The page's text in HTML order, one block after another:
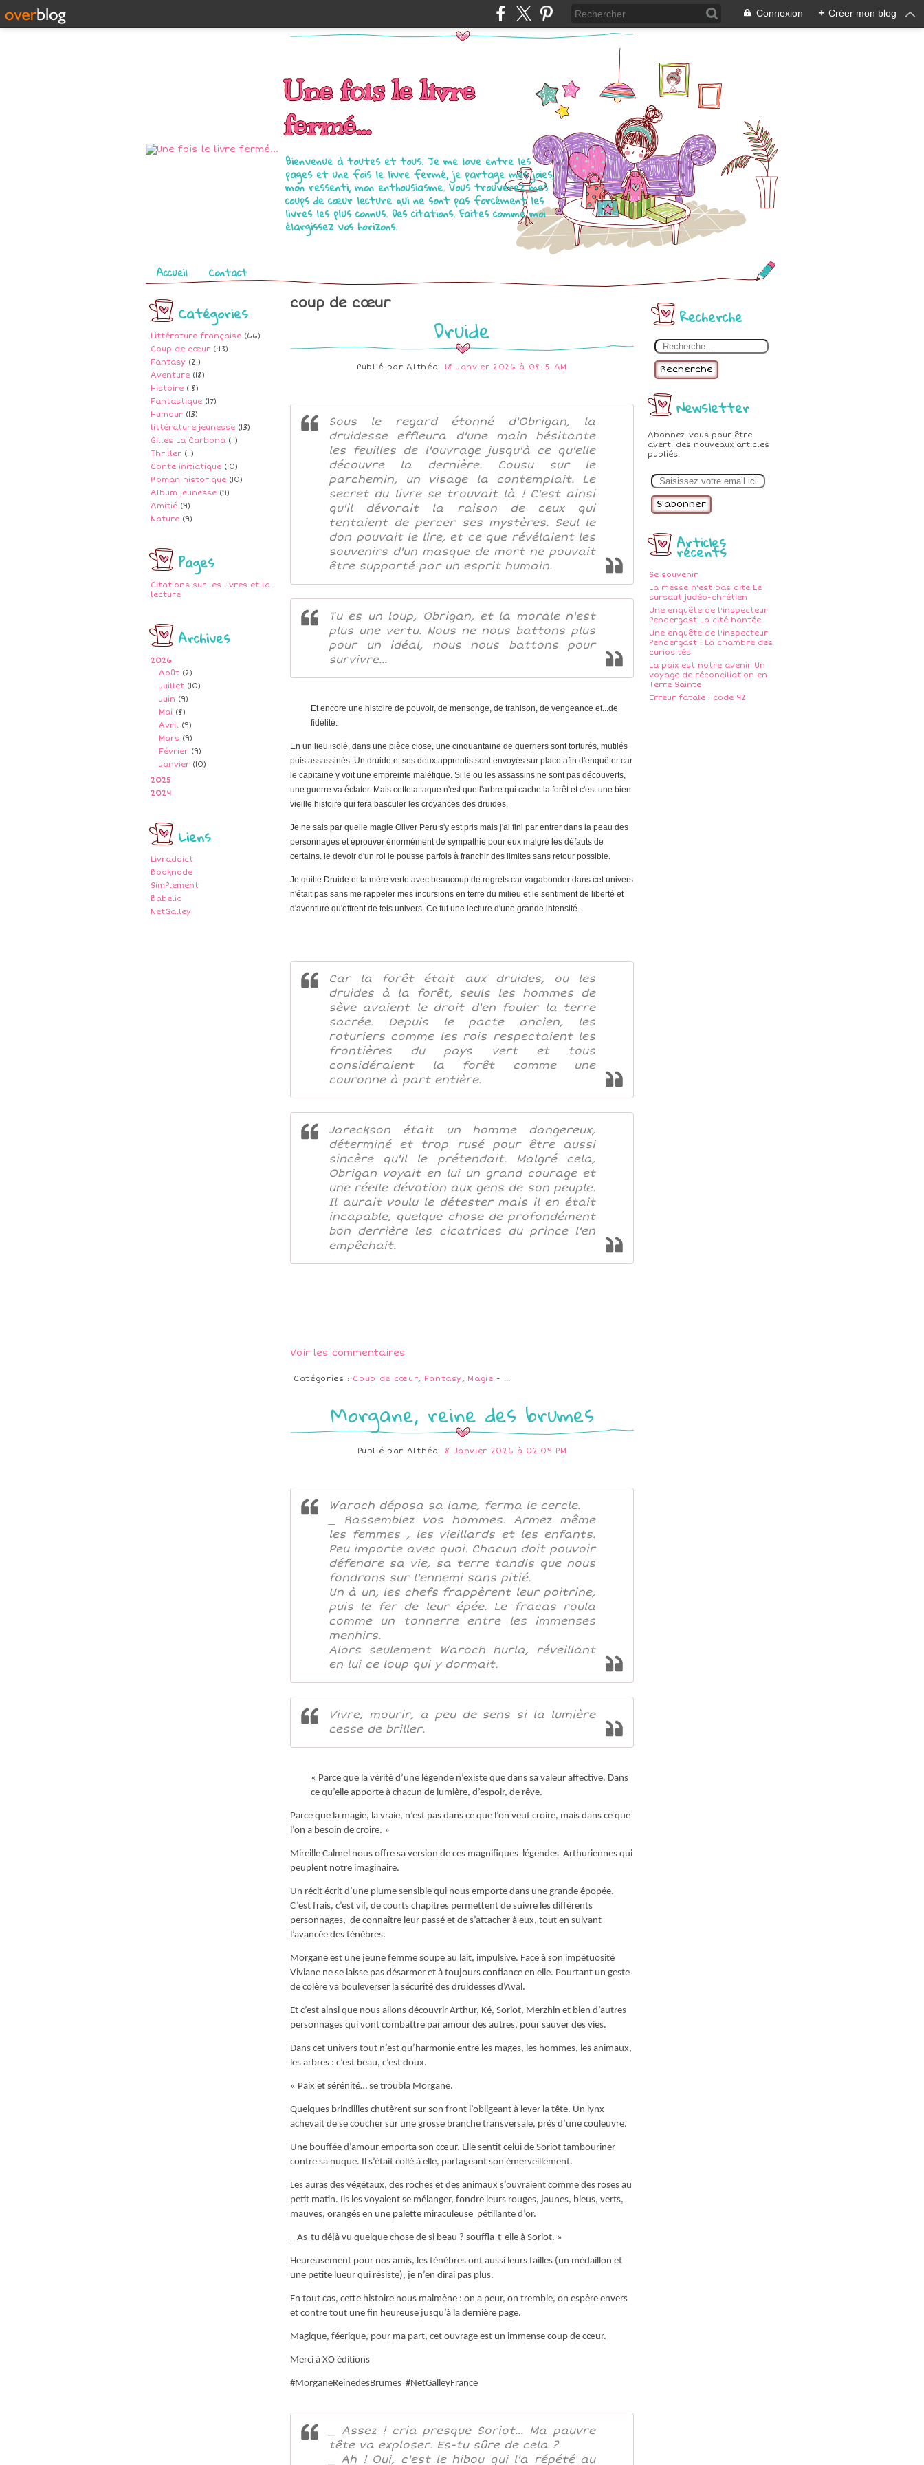
Connexion + Créer mon blog
Une fois le livre
fermé...
Bienvenue à toutes et tous. Je me love entre les
pages et une fois le livre fermé, je partage mes joies,
mon ressenti, mon enthousiasme. Vous trouverez mes
coups de cœur lecture qui ne sont pas forcément les
livres les plus connus. Des citations. Faites comme moi
élargissez vos horizons.
Pages
Accueil Contact
Catégories
Littérature française (66)
Coup de cœur (43)
Fantasy (21)
Aventure (18)
Histoire (18)
Fantastique (17)
Humour (13)
littérature jeunesse (13)
Gilles La Carbona (11)
Thriller (11)
Conte initiatique (10)
Roman historique (10)
Album jeunesse (9)
Amitié (9)
Nature (9)
Pages
Citations sur les livres et la
lecture
Archives
2026
Août (2)
Juillet (10)
Juin (9)
Mai (8)
Avril (9)
Mars (9)
Février (9)
Janvier (10)
2025
2024
Liens
Livraddict
Booknode
SimPlement
Babelio
NetGalley
Recherche
Recherche
Newsletter
Abonnez-vous pour être
averti des nouveaux articles
publiés.
m
Articles
récents
Se souvenir
La messe n'est pas dite Le
sursaut judéo-chrétien
Une enquête de l'inspecteur
Pendergast La cité hantée
Une enquête de l'inspecteur
Pendergast : La chambre des
curiosités
La paix est notre avenir Un
voyage de réconciliation en
Terre Sainte
Erreur fatale : code 42
coup de cœur
Druide
Publié parAlthéa 18 Janvier 2026 à 08:15 AM
Sous le regard étonné d'Obrigan, la
druidesse effleura d'une main hésitante
les feuilles de l'ouvrage jusqu'à ce qu'elle
découvre la dernière. Cousu sur le
parchemin, un visage la contemplait. Le
secret du livre se trouvait là ! C'est ainsi
qu'il dévorait la raison de ceux qui
tentaient de percer ses mystères. Seul le
don pouvait le lire, et ce que révélaient les
souvenirs d'un masque de mort ne pouvait
être supporté par un esprit humain.
Tu es un loup, Obrigan, et la morale n'est
plus une vertu. Nous ne nous battons plus
pour un idéal, nous nous battons pour
survivre...
Et encore une histoire de pouvoir, de mensonge, de trahison, de vengeance et...de
fidélité.
En un lieu isolé, dans une pièce close, une cinquantaine de guerriers sont torturés, mutilés
puis assassinés. Un druide et ses deux apprentis sont envoyés sur place afin d'enquêter car
le capitaine y voit une empreinte maléfique. Si le ou les assassins ne sont pas découverts,
une guerre va éclater. Mais cette attaque n'est que l'arbre qui cache la forêt et c'est une bien
vieille histoire qui fera basculer les croyances des druides.
Je ne sais par quelle magie Oliver Peru s'y est pris mais j'ai fini par entrer dans la peau des
personnages et éprouver énormément de sympathie pour eux malgré les défauts de
certains. le devoir d'un roi le pousse parfois à franchir des limites sans retour possible.
Je quitte Druide et la mère verte avec beaucoup de regrets car vagabonder dans cet univers
n'était pas sans me rappeler mes incursions en terre du milieu et le sentiment de liberté et
d'aventure qu'offrent de tels univers. Ce fut une lecture d'une grande intensité.
Car la forêt était aux druides, ou les
druides à la forêt, seuls les hommes de
sève avaient le droit d'en fouler la terre
sacrée. Depuis le pacte ancien, les
roturiers comme les rois respectaient les
frontières du pays vert et tous
considéraient la forêt comme une
couronne à part entière.
Jareckson était un homme dangereux,
déterminé et trop rusé pour être aussi
sincère qu'il le prétendait. Malgré cela,
Obrigan voyait en lui un grand courage et
une réelle dévotion aux gens de son peuple.
Il aurait voulu le détester mais il en était
incapable, quelque chose de profondément
bon derrière les cicatrices du prince l'en
empêchait.
Voir les commentaires
Catégories : Coup de cœur, Fantasy, Magie - …
Morgane, reine des brumes
Publié par Althéa 8 Janvier 2026 à 02:09 PM
Waroch déposa sa lame, ferma le cercle.
_ Rassemblez vos hommes. Armez même
les femmes , les vieillards et les enfants.
Peu importe avec quoi. Chacun doit pouvoir
défendre sa vie, sa terre tandis que nous
fondrons sur l'ennemi sans pitié.
Un à un, les chefs frappèrent leur poitrine,
puis le fer de leur épée. Le fracas roula
comme un tonnerre entre les immenses
menhirs.
Alors seulement Waroch hurla, réveillant
en lui ce loup qui y dormait.
Vivre, mourir, a peu de sens si la lumière
cesse de briller.
« Parce que la vérité d’une légende n’existe que dans sa valeur affective. Dans
ce qu’elle apporte à chacun de lumière, d’espoir, de rêve.
Parce que la magie, la vraie, n’est pas dans ce que l’on veut croire, mais dans ce que
l’on a besoin de croire. »
Mireille Calmel nous offre sa version de ces magnifiques légendes Arthuriennes qui
peuplent notre imaginaire.
Un récit écrit d’une plume sensible qui nous emporte dans une grande épopée.
C’est frais, c’est vif, de courts chapitres permettent de suivre les différents
personnages, de connaître leur passé et de s’attacher à eux, tout en suivant
l’avancée des ténèbres.
Morgane est une jeune femme soupe au lait, impulsive. Face à son impétuosité
Viviane ne se laisse pas désarmer et à toujours confiance en elle. Pourtant un geste
de colère va bouleverser la sécurité des druidesses d’Aval.
Et c’est ainsi que nous allons découvrir Arthur, Ké, Soriot, Merzhin et bien d’autres
personnages qui vont combattre par amour des autres, pour sauver des vies.
Dans cet univers tout n’est qu’harmonie entre les mages, les hommes, les animaux,
les arbres : c’est beau, c’est doux.
« Paix et sérénité… se troubla Morgane.
Quelques brindilles chutèrent sur son front l’obligeant à lever la tête. Un lynx
achevait de se coucher sur une grosse branche transversale, près d’une couleuvre.
Une bouffée d’amour emporta son cœur. Elle sentit celui de Soriot tambouriner
contre sa nuque. Il s’était collé à elle, partageant son émerveillement.
Les auras des végétaux, des roches et des animaux s’ouvraient comme des roses au
petit matin. Ils les voyaient se mélanger, fondre leurs rouges, jaunes, bleus, verts,
mauves, orangés en une palette miraculeuse pétillante d’or.
_ As-tu déjà vu quelque chose de si beau ? souffla-t-elle à Soriot. »
Heureusement pour nos amis, les ténèbres ont aussi leurs failles (un médaillon et
une petite lueur qui résiste), je n’en dirai pas plus.
En tout cas, cette histoire nous malmène : on a peur, on tremble, on espère envers
et contre tout une fin heureuse jusqu’à la dernière page.
Magique, féerique, pour ma part, cet ouvrage est un immense coup de cœur.
Merci à XO éditions
#MorganeReinedesBrumes #NetGalleyFrance
_ Assez ! cria presque Soriot... Ma pauvre
tête va exploser. Es-tu sûre de cela ?
_ Ah ! Oui, c'est le hibou qui l'a répété au